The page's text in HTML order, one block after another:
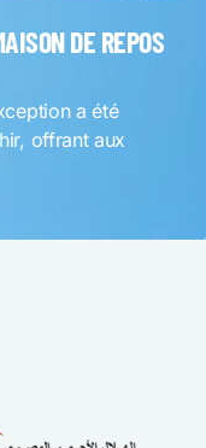
DE REPOS
a été
offrant aux